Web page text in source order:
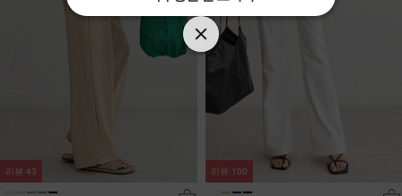
리뷰 43 리뷰 100